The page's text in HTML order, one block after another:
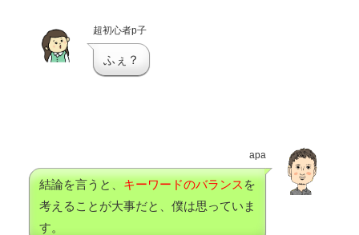
超初心者p子
ふぇ？
apa
結論を言うと、 キーワードのバランス を
考えることが大事だと、僕は思っていま
す。